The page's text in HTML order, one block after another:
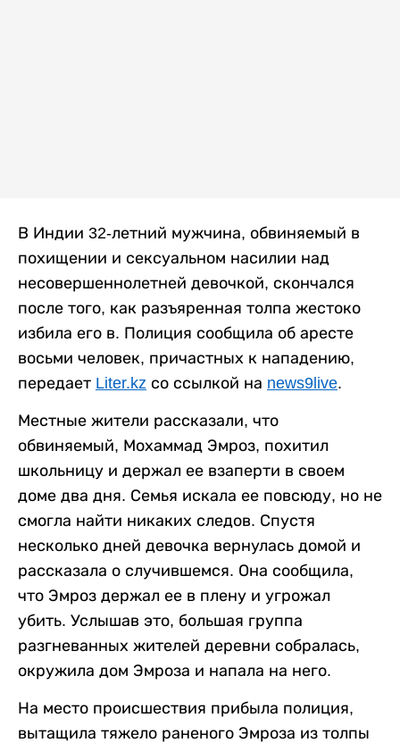
В Индии 32-летний мужчина, обвиняемый в
похищении и сексуальном насилии над
несовершеннолетней девочкой, скончался
после того, как разъяренная толпа жестоко
избила его в. Полиция сообщила об аресте
восьми человек, причастных к нападению,
передает Liter.kz со ссылкой на news9live.
Местные жители рассказали, что
обвиняемый, Мохаммад Эмроз, похитил
школьницу и держал ее взаперти в своем
доме два дня. Семья искала ее повсюду, но не
смогла найти никаких следов. Спустя
несколько дней девочка вернулась домой и
рассказала о случившемся. Она сообщила,
что Эмроз держал ее в плену и угрожал
убить. Услышав это, большая группа
разгневанных жителей деревни собралась,
окружила дом Эмроза и напала на него.
На место происшествия прибыла полиция,
вытащила тяжело раненого Эмроза из толпы